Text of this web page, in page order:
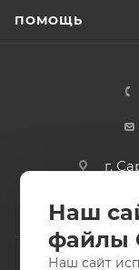
ПОМОЩЬ
г.
Наш
файлы
Наш сайт